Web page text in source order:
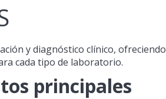
y diagnóstico clínico, ofreciendo
cada tipo de laboratorio.
principales